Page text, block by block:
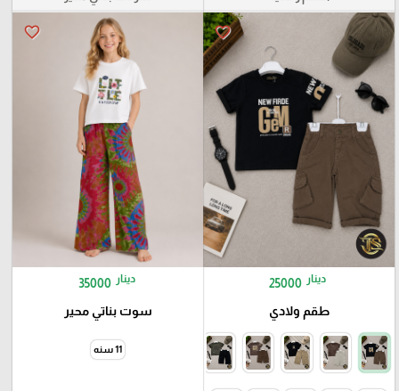
favorite_border
25000 دينار
طقم ولادي
favorite_border
35000 دينار
سوت بناتي محير
11 سنه